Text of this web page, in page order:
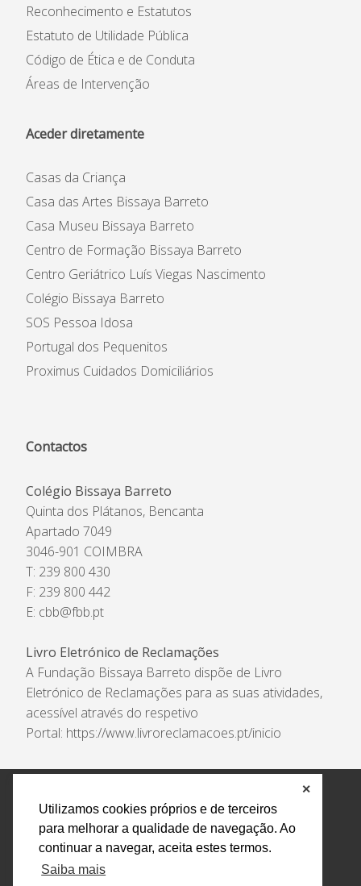
Utilizamos cookies próprios e de terceiros
para melhorar a qualidade de navegação. Ao
continuar a navegar, aceita estes termos.
Saiba mais
✕
Reconhecimento e Estatutos
Estatuto de Utilidade Pública
Código de Ética e de Conduta
Áreas de Intervenção
Aceder diretamente
Casas da Criança
Casa das Artes Bissaya Barreto
Casa Museu Bissaya Barreto
Centro de Formação Bissaya Barreto
Centro Geriátrico Luís Viegas Nascimento
Colégio Bissaya Barreto
SOS Pessoa Idosa
Portugal dos Pequenitos
Proximus Cuidados Domiciliários
Contactos
Colégio Bissaya Barreto
Quinta dos Plátanos, Bencanta
Apartado 7049
3046-901 COIMBRA
T: 239 800 430
F: 239 800 442
E: cbb@fbb.pt
Livro Eletrónico de Reclamações
A Fundação Bissaya Barreto dispõe de Livro
Eletrónico de Reclamações para as suas atividades,
acessível através do respetivo
Portal: https://www.livroreclamacoes.pt/inicio
Política de Privacidade e Tratamento de Dados
Encarregado de Proteção de Dados
Livro Eletrónico
de Reclamações
Canal de Denúncias
Todos os direitos reservados Design by AM. Developed by